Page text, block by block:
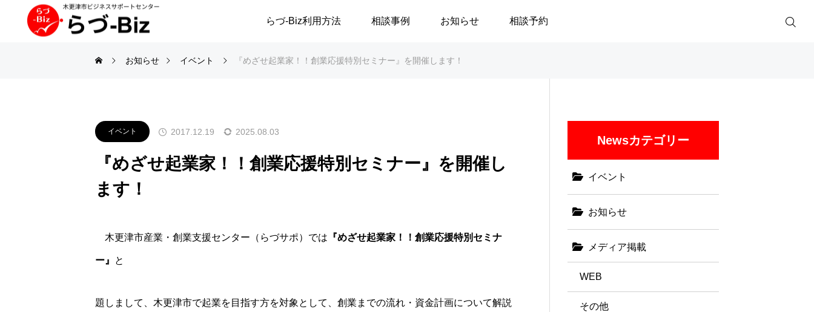
らづ-Biz利用方法 相談事例 お知らせ 相談予約
お知らせ イベント 『めざせ起業家！！創業応援特別セミナー』を開催します！
イベント 2017.12.19 2025.08.03
『めざせ起業家！！創業応援特別セミナー』を開催し
ます！
木更津市産業・創業支援センター（らづサポ）では 『めざせ起業家！！創業応援特別セミナ
ー』 と
題しまして、木更津市で起業を目指す方を対象として、創業までの流れ・資金計画について解説
Newsカテゴリー
イベント
お知らせ
メディア掲載
WEB
その他